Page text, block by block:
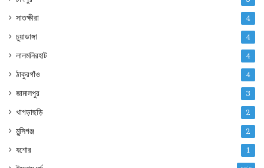
সাতক্ষীরা 4
চুয়াডাঙ্গা 4
লালমনিরহাট 4
ঠাকুরগাঁও 4
জামালপুর 3
খাগড়াছড়ি 2
মুন্সিগঞ্জ 2
যশোর 1